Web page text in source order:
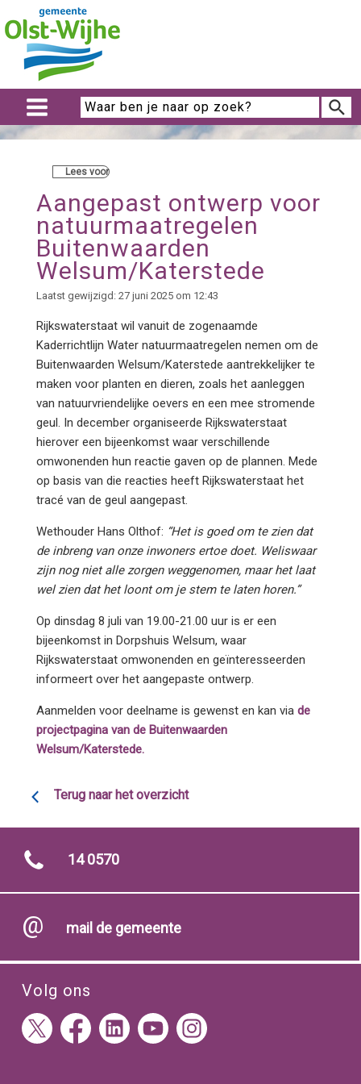
Lees voor
Aangepast ontwerp voor
natuurmaatregelen
Buitenwaarden
Welsum/Katerstede
Laatst gewijzigd: 27 juni 2025 om 12:43
Rijkswaterstaat wil vanuit de zogenaamde
Kaderrichtlijn Water natuurmaatregelen nemen om de
Buitenwaarden Welsum/Katerstede aantrekkelijker te
maken voor planten en dieren, zoals het aanleggen
van natuurvriendelijke oevers en een mee stromende
geul. In december organiseerde Rijkswaterstaat
hierover een bijeenkomst waar verschillende
omwonenden hun reactie gaven op de plannen. Mede
op basis van die reacties heeft Rijkswaterstaat het
tracé van de geul aangepast.
Wethouder Hans Olthof: “Het is goed om te zien dat
de inbreng van onze inwoners ertoe doet. Weliswaar
zijn nog niet alle zorgen weggenomen, maar het laat
wel zien dat het loont om je stem te laten horen.”
Op dinsdag 8 juli van 19.00-21.00 uur is er een
bijeenkomst in Dorpshuis Welsum, waar
Rijkswaterstaat omwonenden en geïnteresseerden
informeert over het aangepaste ontwerp.
Aanmelden voor deelname is gewenst en kan via de
projectpagina van de Buitenwaarden
Welsum/Katerstede.
Terug naar het overzicht
14 0570
mail de gemeente
Volg ons